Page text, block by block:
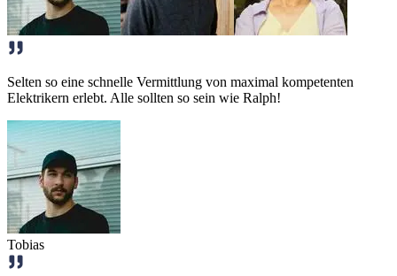
Selten so eine schnelle Vermittlung von maximal kompetenten
Elektrikern erlebt. Alle sollten so sein wie Ralph!
Tobias